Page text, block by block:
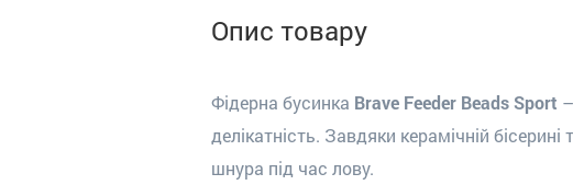
Опис товару
Фідерна бусинка Brave Feeder Beads Sport
делікатність. Завдяки керамічній
шнура під час лову.